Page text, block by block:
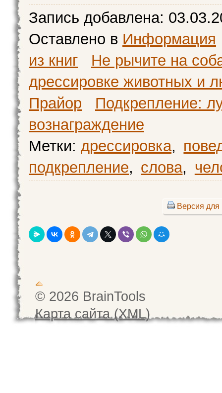
Запись добавлена:
Оставлено в Информация
из книг
Не рычите на
дрессировке животных и
Прайор
Подкрепление:
вознаграждение
Метки: дрессировка,
подкрепление, слова,
Версия для
© 2026 BrainTools
Карта сайта (XML)